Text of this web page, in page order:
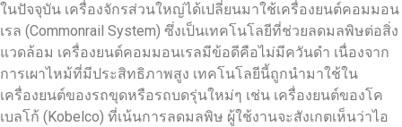
ในปัจจุบัน เครื่องจักรส่วนใหญ่ได้เปลี่ยนมาใช้เครื่องยนต์คอมมอน
เรล (Commonrail System) ซึ่งเป็นเทคโนโลยีที่ช่วยลดมลพิษต่อสิ่ง
แวดล้อม เครื่องยนต์คอมมอนเรลมีข้อดีคือไม่มีควันดำ เนื่องจาก
การเผาไหม้ที่มีประสิทธิภาพสูง เทคโนโลยีนี้ถูกนำมาใช้ใน
เครื่องยนต์ของรถขุดหรือรถบดรุ่นใหม่ๆ เช่น เครื่องยนต์ของโค
เบลโก้ (Kobelco) ที่เน้นการลดมลพิษ ผู้ใช้งานจะสังเกตเห็นว่าไอ